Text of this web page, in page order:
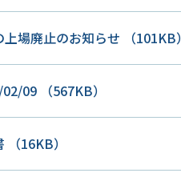
上場廃止のお知らせ （101KB）
09 （567KB）
（16KB）